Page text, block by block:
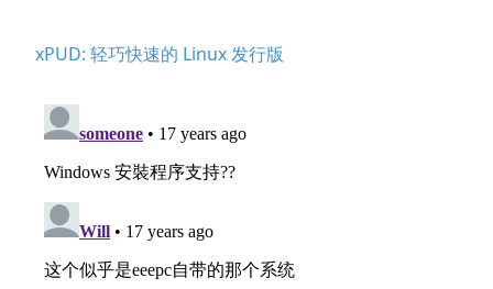
xPUD: 轻巧快速的 Linux 发行版